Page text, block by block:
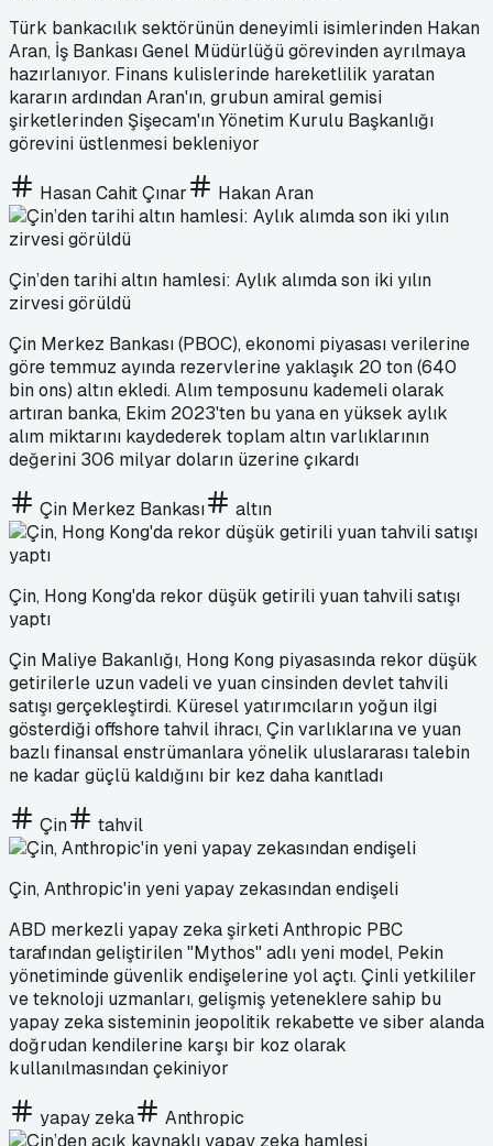
Türk bankacılık sektörünün deneyimli isimlerinden Hakan
Aran, İş Bankası Genel Müdürlüğü görevinden ayrılmaya
hazırlanıyor. Finans kulislerinde hareketlilik yaratan
kararın ardından Aran'ın, grubun amiral gemisi
şirketlerinden Şişecam'ın Yönetim Kurulu Başkanlığı
görevini üstlenmesi bekleniyor
Hasan Cahit Çınar Hakan Aran
Çin’den tarihi altın hamlesi: Aylık alımda son iki yılın
zirvesi görüldü
Çin Merkez Bankası (PBOC), ekonomi piyasası verilerine
göre temmuz ayında rezervlerine yaklaşık 20 ton (640
bin ons) altın ekledi. Alım temposunu kademeli olarak
artıran banka, Ekim 2023'ten bu yana en yüksek aylık
alım miktarını kaydederek toplam altın varlıklarının
değerini 306 milyar doların üzerine çıkardı
Çin Merkez Bankası altın
Çin, Hong Kong'da rekor düşük getirili yuan tahvili satışı
yaptı
Çin Maliye Bakanlığı, Hong Kong piyasasında rekor düşük
getirilerle uzun vadeli ve yuan cinsinden devlet tahvili
satışı gerçekleştirdi. Küresel yatırımcıların yoğun ilgi
gösterdiği offshore tahvil ihracı, Çin varlıklarına ve yuan
bazlı finansal enstrümanlara yönelik uluslararası talebin
ne kadar güçlü kaldığını bir kez daha kanıtladı
Çin tahvil
Çin, Anthropic'in yeni yapay zekasından endişeli
ABD merkezli yapay zeka şirketi Anthropic PBC
tarafından geliştirilen "Mythos" adlı yeni model, Pekin
yönetiminde güvenlik endişelerine yol açtı. Çinli yetkililer
ve teknoloji uzmanları, gelişmiş yeteneklere sahip bu
yapay zeka sisteminin jeopolitik rekabette ve siber alanda
doğrudan kendilerine karşı bir koz olarak
kullanılmasından çekiniyor
yapay zeka Anthropic